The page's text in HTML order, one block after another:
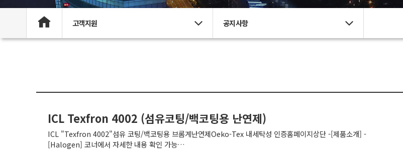
고객지원 공지사항
ICL Texfron 4002 (섬유코팅/백코팅용 난연제)
ICL "Texfron 4002"섬유 코팅/백코팅용 브롬계난연제Oeko-Tex 내세탁성 인증홈페이지상단 -[제품소개] -
[Halogen] 코너에서 자세한 내용 확인 가능…